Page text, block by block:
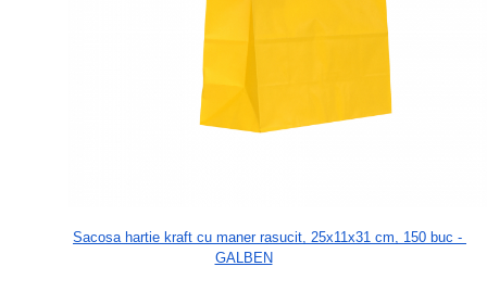
Sacosa hartie kraft cu maner rasucit, 25x11x31 cm, 150 buc -
GALBEN